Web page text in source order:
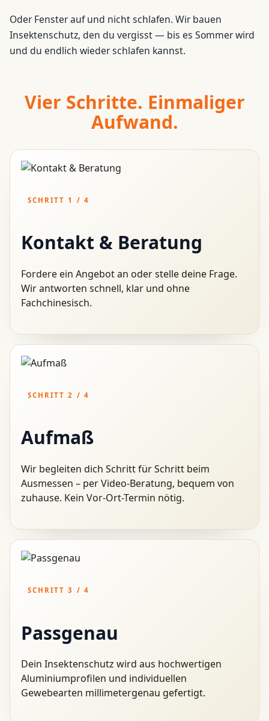
Oder Fenster auf und nicht schlafen. Wir bauen
Insektenschutz, den du vergisst — bis es Sommer wird
und du endlich wieder schlafen kannst.
Unser
Insektenschutz
bei dir zuhause
Auf Maß gefertigt und mit fast unsichtbarem Gewebe
Kostenfreies Aufmaß planen
Vier Schritte. Einmaliger
Aufwand.
SCHRITT 1 / 4
Kontakt & Beratung
Fordere ein Angebot an oder stelle deine Frage.
Wir antworten schnell, klar und ohne
Fachchinesisch.
SCHRITT 2 / 4
Aufmaß
Wir begleiten dich Schritt für Schritt beim
Ausmessen – per Video-Beratung, bequem von
zuhause. Kein Vor-Ort-Termin nötig.
SCHRITT 3 / 4
Passgenau
Dein Insektenschutz wird aus hochwertigen
Aluminiumprofilen und individuellen
Gewebearten millimetergenau gefertigt.